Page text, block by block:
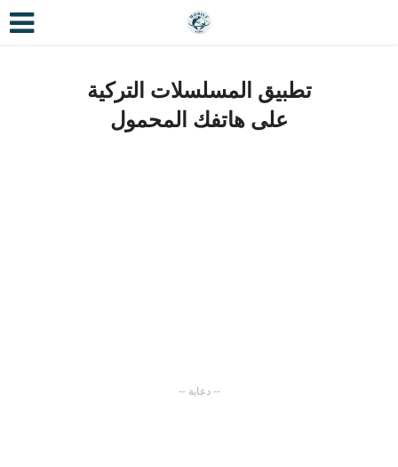
تطبيق المسلسلات التركية
على هاتفك المحمول
-- دعاية --